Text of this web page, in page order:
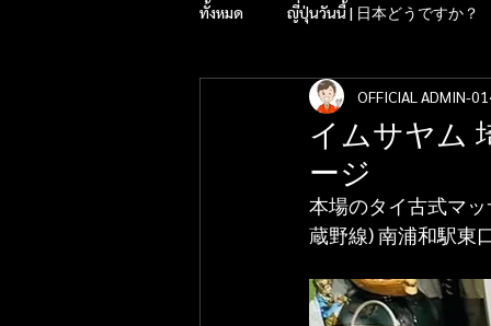
ทั้งหมด ญี่ปุ่นวันนี้ | 日本どうですか？
รู้หรือไม่?ในญี่ปุ่น| 知っていますか？
タイクラブ紹介
イムサヤム
ージ
OFFICIAL ADMIN-01
本場のタイ古式マ
蔵野線) 南浦和駅東